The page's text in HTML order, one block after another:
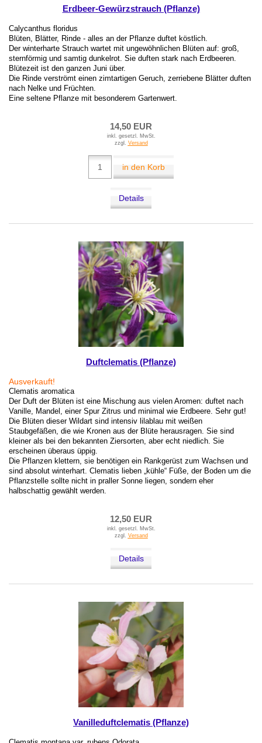
Erdbeer-Gewürzstrauch (Pflanze)
Calycanthus floridus
Blüten, Blätter, Rinde - alles an der Pflanze duftet köstlich.
Der winterharte Strauch wartet mit ungewöhnlichen Blüten auf: groß,
sternförmig und samtig dunkelrot. Sie duften stark nach Erdbeeren.
Blütezeit ist den ganzen Juni über.
Die Rinde verströmt einen zimtartigen Geruch, zerriebene Blätter duften
nach Nelke und Früchten.
Eine seltene Pflanze mit besonderem Gartenwert.
14,50 EUR
inkl. gesetzl. MwSt.
zzgl. Versand
in den Korb
Details
Duftclematis (Pflanze)
Ausverkauft!
Clematis aromatica
Der Duft der Blüten ist eine Mischung aus vielen Aromen: duftet nach
Vanille, Mandel, einer Spur Zitrus und minimal wie Erdbeere. Sehr gut!
Die Blüten dieser Wildart sind intensiv lilablau mit weißen
Staubgefäßen, die wie Kronen aus der Blüte herausragen. Sie sind
kleiner als bei den bekannten Ziersorten, aber echt niedlich. Sie
erscheinen überaus üppig.
Die Pflanzen klettern, sie benötigen ein Rankgerüst zum Wachsen und
sind absolut winterhart. Clematis lieben „kühle“ Füße, der Boden um die
Pflanzstelle sollte nicht in praller Sonne liegen, sondern eher
halbschattig gewählt werden.
12,50 EUR
inkl. gesetzl. MwSt.
zzgl. Versand
Details
Vanilleduftclematis (Pflanze)